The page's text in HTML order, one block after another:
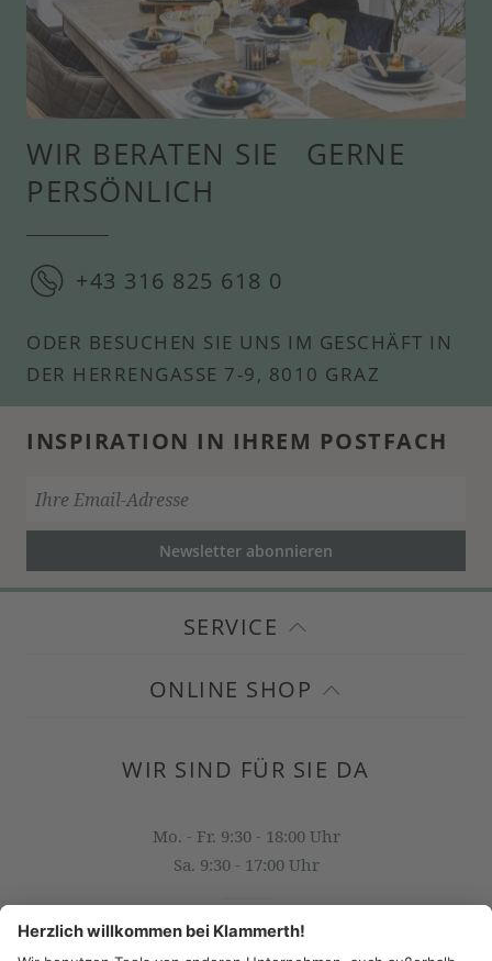
WIR BERATEN SIE GERNE
PERSÖNLICH
+43 316 825 618 0
ODER BESUCHEN SIE UNS IM GESCHÄFT IN
DER HERRENGASSE 7-9, 8010 GRAZ
INSPIRATION IN IHREM POSTFACH
Newsletter abonnieren
SERVICE
ONLINE SHOP
WIR SIND FÜR SIE DA
Mo. - Fr. 9:30 - 18:00 Uhr
Sa. 9:30 - 17:00 Uhr
OFFICE@KLAMMERTH.AT